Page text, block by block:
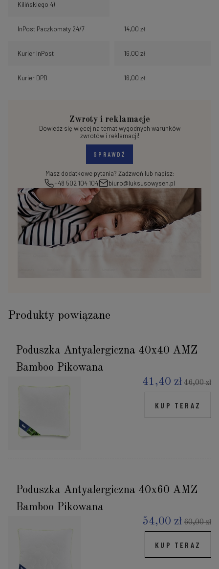
Kilińskiego 4)
InPost Paczkomaty 24/7 14,00 zł
Kurier InPost 16,00 zł
Kurier DPD 16,00 zł
Zwroty i reklamacje
Dowiedz się więcej na temat wygodnych warunków
zwrotów i reklamacji!
SPRAWDŹ
Masz dodatkowe pytania? Zadzwoń lub napisz:
+48 502 104 104
biuro@luksusowysen.pl
Produkty powiązane
Poduszka Antyalergiczna 40x40 AMZ
Bamboo Pikowana
41,40 zł 46,00 zł
KUP TERAZ
Poduszka Antyalergiczna 40x60 AMZ
Bamboo Pikowana
54,00 zł 60,00 zł
KUP TERAZ